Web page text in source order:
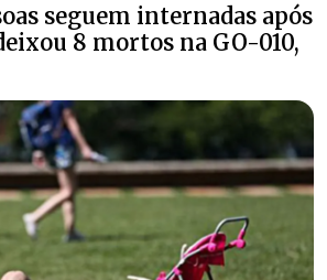
seguem internadas após
8 mortos na GO-010,